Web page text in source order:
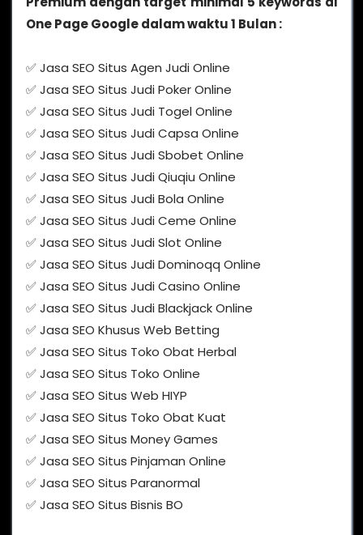
One Page Google dalam waktu 1 Bulan :
✅ Jasa SEO Situs Agen Judi Online
✅ Jasa SEO Situs Judi Poker Online
✅ Jasa SEO Situs Judi Togel Online
✅ Jasa SEO Situs Judi Capsa Online
✅ Jasa SEO Situs Judi Sbobet Online
✅ Jasa SEO Situs Judi Qiuqiu Online
✅ Jasa SEO Situs Judi Bola Online
✅ Jasa SEO Situs Judi Ceme Online
✅ Jasa SEO Situs Judi Slot Online
✅ Jasa SEO Situs Judi Dominoqq Online
✅ Jasa SEO Situs Judi Casino Online
✅ Jasa SEO Situs Judi Blackjack Online
✅ Jasa SEO Khusus Web Betting
✅ Jasa SEO Situs Toko Obat Herbal
✅ Jasa SEO Situs Toko Online
✅ Jasa SEO Situs Web HIYP
✅ Jasa SEO Situs Toko Obat Kuat
✅ Jasa SEO Situs Money Games
✅ Jasa SEO Situs Pinjaman Online
✅ Jasa SEO Situs Paranormal
✅ Jasa SEO Situs Bisnis BO